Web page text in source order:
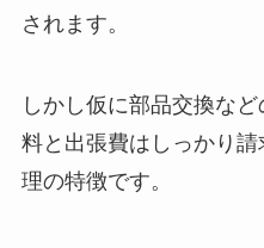
されます。
しかし仮に部品交換な
料と出張費はしっかり
理の特徴です。